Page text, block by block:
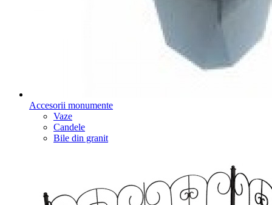
Accesorii monumente
Vaze
Candele
Bile din granit